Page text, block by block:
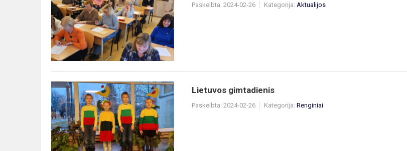
Paskelbta: 2024-02-26 Kategorija: Aktualijos
Lietuvos
gimtadienis
Lietuvos gimtadienis
Paskelbta: 2024-02-26 Kategorija: Renginiai